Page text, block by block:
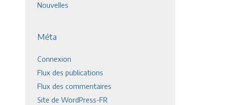
Nouvelles
Méta
Connexion
Flux des publications
Flux des commentaires
Site de WordPress-FR